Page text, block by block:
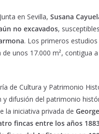
en Sevilla, Susana
no excavados,
. Los primeros estudios
unos 17.000 m², contigua
de Cultura y Patrimonio
difusión del patrimonio
la iniciativa privada de
fincas entre los años